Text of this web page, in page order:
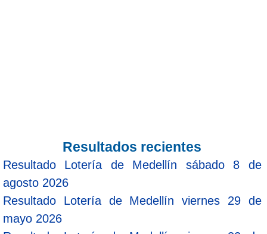
Resultados recientes
Resultado Lotería de Medellín sábado 8 de
agosto 2026
Resultado Lotería de Medellín viernes 29 de
mayo 2026